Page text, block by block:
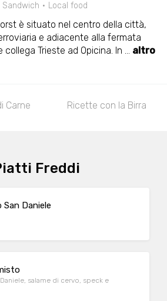
Sandwich Local food
è situato nel centro della città,
e adiacente alla fermata
Trieste ad Opicina. In ... altro
con la Birra Piatti Stube
Freddi
Daniele
salame di cervo, speck e